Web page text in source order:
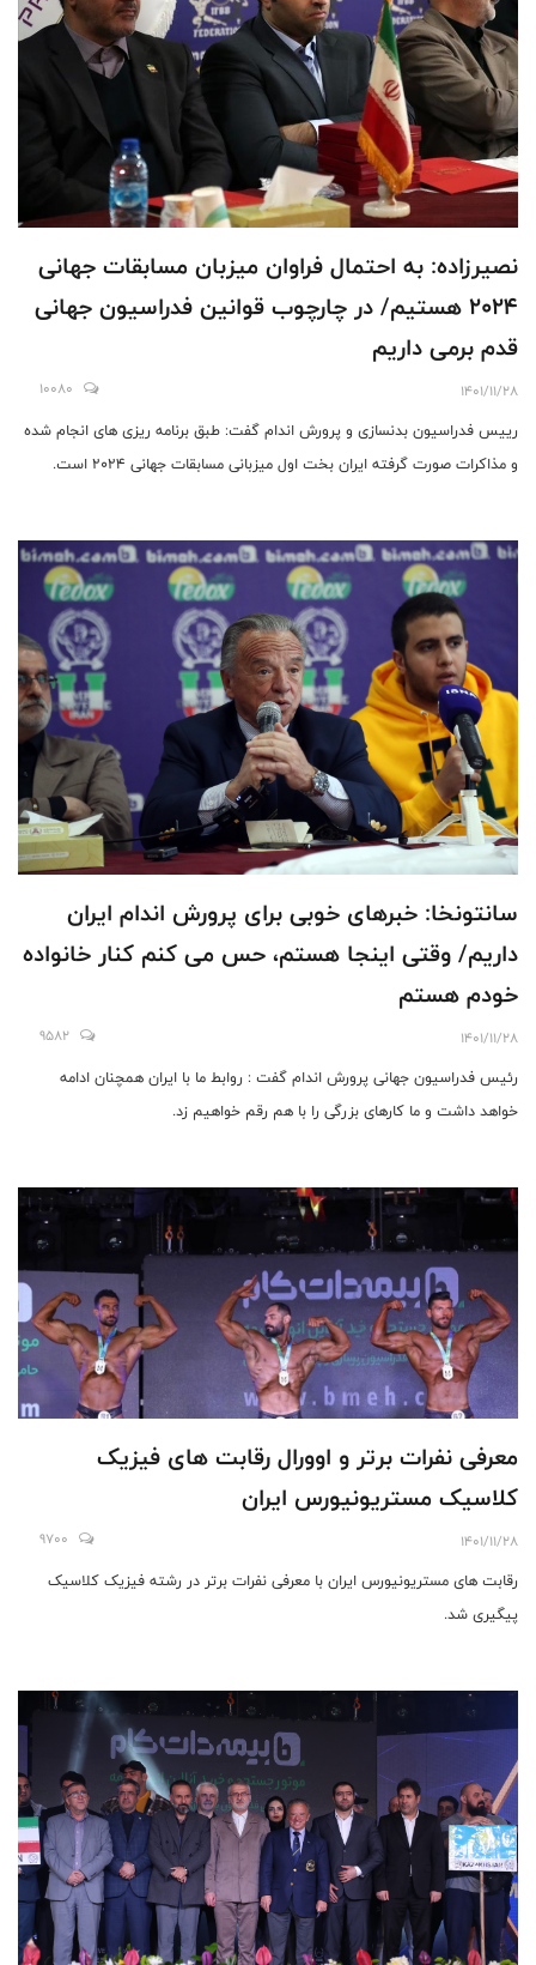
نصیرزاده: به احتمال فراوان میزبان مسابقات جهانی
2024 هستیم/ در چارچوب قوانین فدراسیون جهانی
قدم برمی داریم
1401/11/28
10080
رییس فدراسیون بدنسازی و پرورش اندام گفت: طبق برنامه ریزی های انجام شده
و مذاکرات صورت گرفته ایران بخت اول میزبانی مسابقات جهانی 2024 است.
سانتونخا: خبرهای خوبی برای پرورش اندام ایران
داریم/ وقتی اینجا هستم، حس می کنم کنار خانواده
خودم هستم
1401/11/28
9582
رئیس فدراسیون جهانی پرورش اندام گفت : روابط ما با ایران همچنان ادامه
خواهد داشت و ما کارهای بزرگی را با هم رقم خواهیم زد.
معرفی نفرات برتر و اوورال رقابت های فیزیک
کلاسیک مستریونیورس ایران
1401/11/28
9700
رقابت های مستریونیورس ایران با معرفی نفرات برتر در رشته فیزیک کلاسیک
پیگیری شد.